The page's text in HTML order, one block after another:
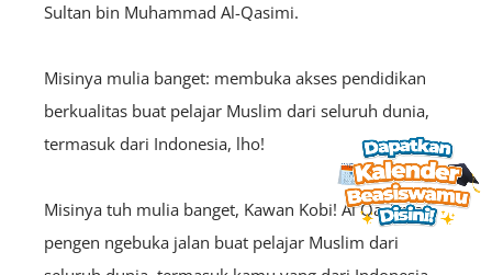
Sultan bin Muhammad Al-Qasimi.
Misinya mulia banget: membuka akses pendidikan
berkualitas buat pelajar Muslim dari seluruh dunia,
termasuk dari Indonesia, lho!
Misinya tuh mulia banget, Kawan Kobi! Al Qasimia
pengen ngebuka jalan buat pelajar Muslim dari